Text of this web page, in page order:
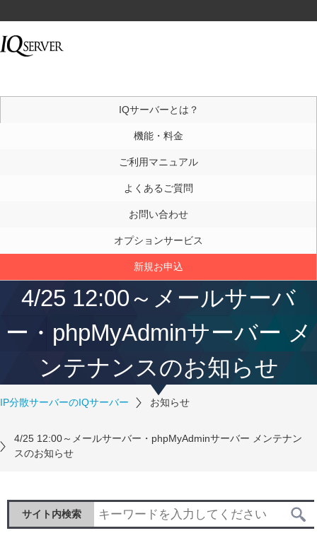
IQサーバーとは？
機能・料金
ご利用マニュアル
よくあるご質問
お問い合わせ
オプションサービス
新規お申込
4/25 12:00～メールサーバ
ー・phpMyAdminサーバー メ
ンテナンスのお知らせ
IP分散サーバーのIQサーバー お知らせ
4/25 12:00～メールサーバー・phpMyAdminサーバー メンテナン
スのお知らせ
サイト内検索